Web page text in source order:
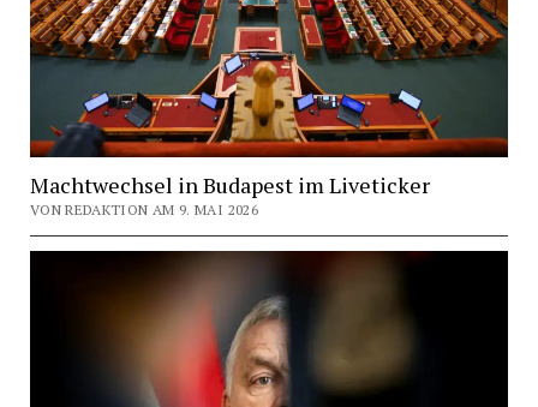
Machtwechsel in Budapest im Liveticker
VON REDAKTION AM 9. MAI 2026